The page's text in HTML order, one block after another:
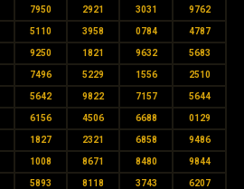
7950 2921 3031 9762
5110 3958 0784 4787
9250 1821 9632 5683
7496 5229 1556 2510
5642 9822 7157 5644
6156 4506 6688 0129
1827 2321 6858 9486
1008 8671 8480 9844
5893 8118 3743 6207